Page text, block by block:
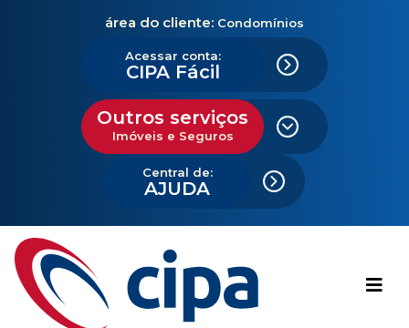
área do cliente: Condomínios
Acessar conta:
CIPA Fácil
Outros serviços
Imóveis e Seguros
Central de:
AJUDA